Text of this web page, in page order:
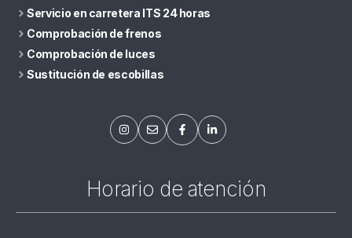
Servicio en carretera ITS 24 horas
Comprobación de frenos
Comprobación de luces
Sustitución de escobillas
Horario de atención